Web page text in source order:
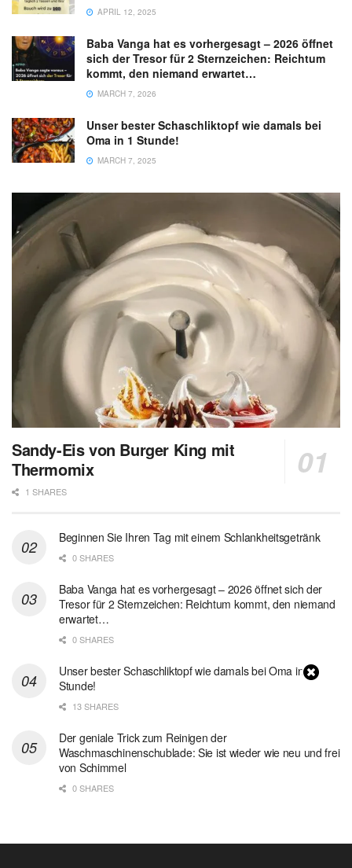
APRIL 12, 2025
Baba Vanga hat es vorhergesagt – 2026 öffnet
sich der Tresor für 2 Sternzeichen: Reichtum
kommt, den niemand erwartet…
MARCH 7, 2026
Unser bester Schaschliktopf wie damals bei
Oma in 1 Stunde!
MARCH 7, 2025
Sandy-Eis von Burger King mit
Thermomix
1 SHARES
Beginnen Sie Ihren Tag mit einem Schlankheitsgetränk
0 SHARES
Baba Vanga hat es vorhergesagt – 2026 öffnet sich der
Tresor für 2 Sternzeichen: Reichtum kommt, den niemand
erwartet…
0 SHARES
Unser bester Schaschliktopf wie damals bei Oma in 1
Stunde!
13 SHARES
Der geniale Trick zum Reinigen der
Waschmaschinenschublade: Sie ist wieder wie neu und frei
von Schimmel
0 SHARES